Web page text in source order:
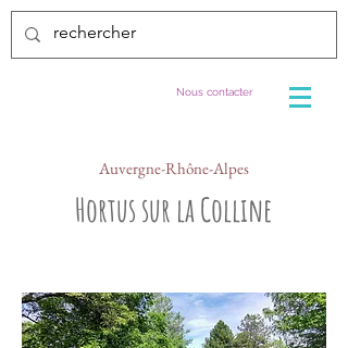
Nous contacter
Auvergne-Rhône-Alpes
Hortus sur la Colline